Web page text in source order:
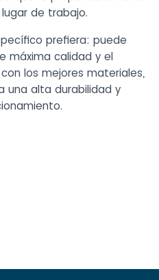
de trabajo.
prefiera: puede
máxima calidad y el
los mejores materiales,
una alta durabilidad y